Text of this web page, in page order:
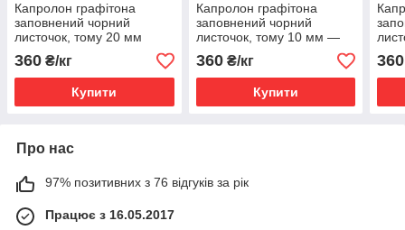
Капролон графітона
заповнений чорний
листочок, тому 20 мм
360 ₴/кг
Купити
Капролон графітона
заповнений чорний
листочок, тому 10 мм —
50 мм
360₴/кг
Купити
360
Про нас
97% позитивних з 76 відгуків за рік
Працює з 16.05.2017